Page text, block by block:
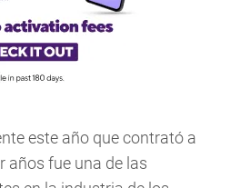
este año que contrató a
años fue una de las